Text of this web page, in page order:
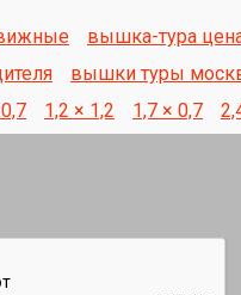
вышка-тура
вышки туры
1,2 × 1,2 1,7 × 0,7